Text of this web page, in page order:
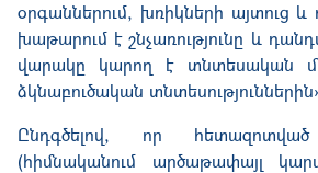
օրգաններում, խռիկների այտուց
խաթարում է շնչառությունը և
վարակը կարող է տնտեսական
ձկնաբուծական
Ընդգծելով, որ
(հիմնականում արծաթափայլ